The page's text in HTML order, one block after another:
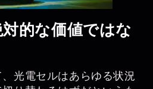
的な価値ではな
光電セルはあらゆる状況